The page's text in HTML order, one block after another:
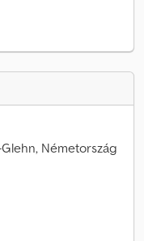
Németország